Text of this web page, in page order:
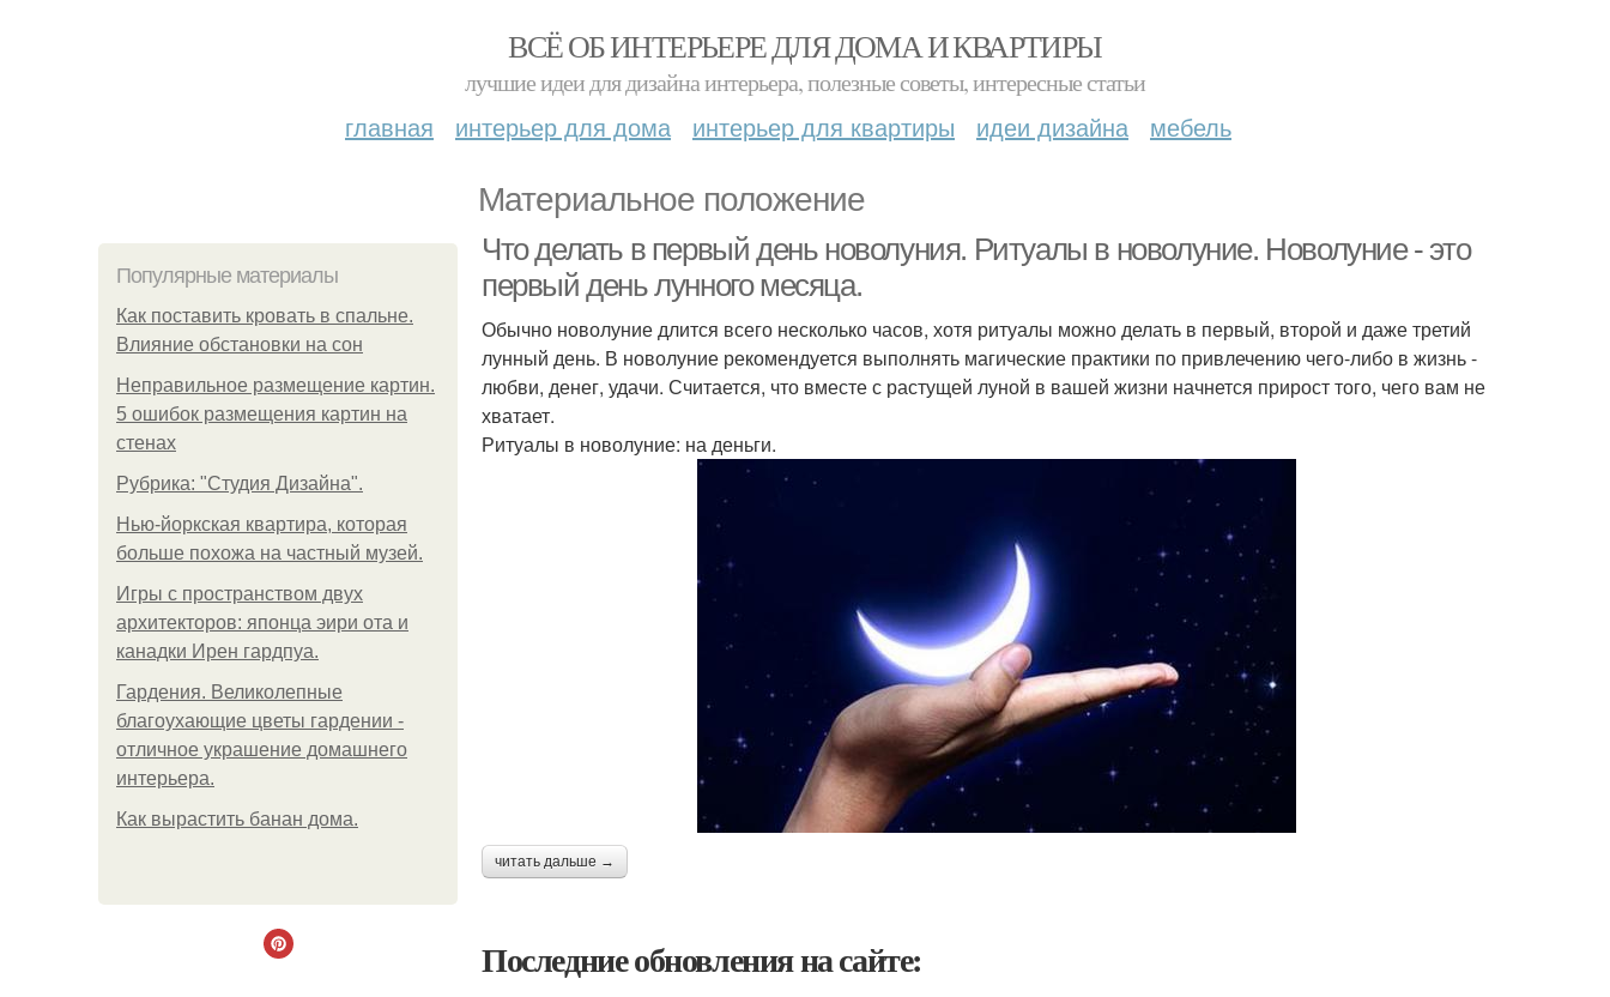
ВСЁ ОБ ИНТЕРЬЕРЕ ДЛЯ ДОМА И КВАРТИРЫ
лучшие идеи для дизайна интерьера, полезные советы, интересные статьи
главная интерьер для дома интерьер для квартиры идеи дизайна мебель
Материальное положение
Популярные материалы
Как поставить кровать в спальне.
Влияние обстановки на сон
Неправильное размещение картин.
5 ошибок размещения картин на
стенах
Рубрика: "Студия Дизайна".
Нью-йоркская квартира, которая
больше похожа на частный музей.
Игры с пространством двух
архитекторов: японца эири ота и
канадки Ирен гардпуа.
Гардения. Великолепные
благоухающие цветы гардении -
отличное украшение домашнего
интерьера.
Как вырастить банан дома.
Что делать в первый день новолуния. Ритуалы в новолуние. Новолуние - это
первый день лунного месяца.
Обычно новолуние длится всего несколько часов, хотя ритуалы можно делать в первый, второй и даже третий
лунный день. В новолуние рекомендуется выполнять магические практики по привлечению чего-либо в жизнь -
любви, денег, удачи. Считается, что вместе с растущей луной в вашей жизни начнется прирост того, чего вам не
хватает.
Ритуалы в новолуние: на деньги.
читать дальше →
Последние обновления на сайте: